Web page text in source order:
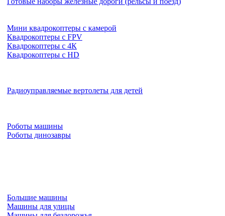
Мини квадрокоптеры с камерой
Квадрокоптеры с FPV
Квадрокоптеры с 4К
Квадрокоптеры с HD
Радиоуправляемые вертолеты для детей
Роботы машины
Роботы динозавры
Большие машины
Машины для улицы